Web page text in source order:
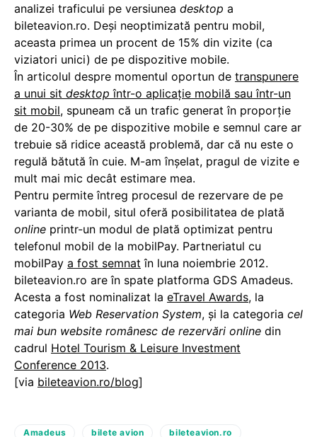
analizei traficului pe versiunea desktop a
bileteavion.ro. Deşi neoptimizată pentru mobil,
aceasta primea un procent de 15% din vizite (ca
viziatori unici) de pe dispozitive mobile.
În articolul despre momentul oportun de transpunere
a unui sit desktop într-o aplicație mobilă sau într-un
sit mobil, spuneam că un trafic generat în proporție
de 20-30% de pe dispozitive mobile e semnul care ar
trebuie să ridice această problemă, dar că nu este o
regulă bătută în cuie. M-am înșelat, pragul de vizite e
mult mai mic decât estimare mea.
Pentru permite întreg procesul de rezervare de pe
varianta de mobil, situl oferă posibilitatea de plată
online printr-un modul de plată optimizat pentru
telefonul mobil de la mobilPay. Partneriatul cu
mobilPay a fost semnat în luna noiembrie 2012.
bileteavion.ro are în spate platforma GDS Amadeus.
Acesta a fost nominalizat la eTravel Awards, la
categoria Web Reservation System, și la categoria cel
mai bun website românesc de rezervări online din
cadrul Hotel Tourism & Leisure Investment
Conference 2013.
[via bileteavion.ro/blog]
Amadeus bilete avion bileteavion.ro